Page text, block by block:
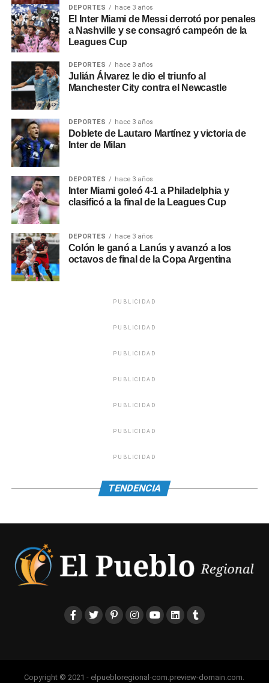
DEPORTES hace 3 años
El Inter Miami de Messi derrotó por penales
a Nashville y se consagró campeón de la
Leagues Cup
DEPORTES hace 3 años
Julián Álvarez le dio el triunfo al
Manchester City contra el Newcastle
DEPORTES hace 3 años
Doblete de Lautaro Martínez y victoria de
Inter de Milan
DEPORTES hace 3 años
Inter Miami goleó 4-1 a Philadelphia y
clasificó a la final de la Leagues Cup
DEPORTES hace 3 años
Colón le ganó a Lanús y avanzó a los
octavos de final de la Copa Argentina
PUBLICIDAD
PUBLICIDAD
PUBLICIDAD
PUBLICIDAD
PUBLICIDAD
PUBLICIDAD
PUBLICIDAD
TENDENCIA
Copyright © 2021 - elpuebloregional-com.preview-domain.com.